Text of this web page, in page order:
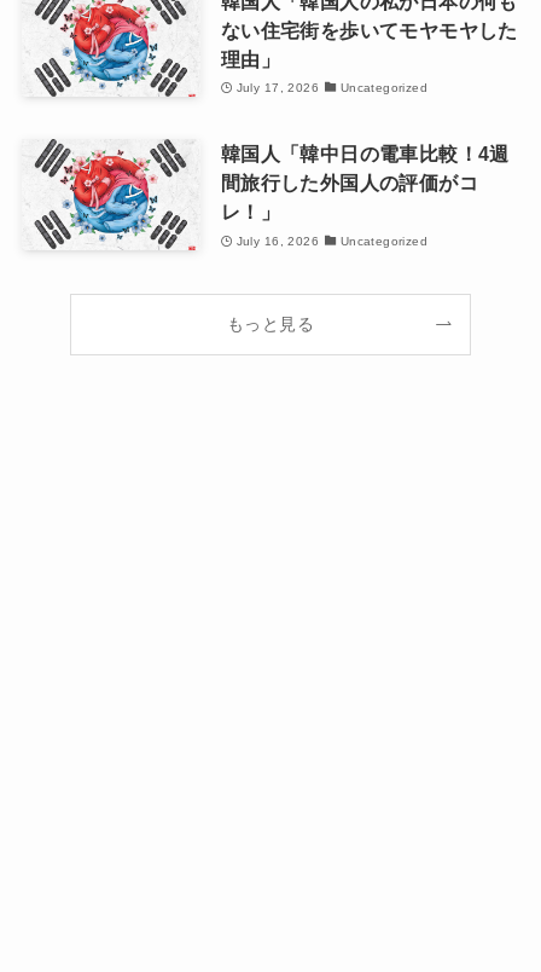
ない住宅街を歩いてモヤモヤした
理由」
July 17, 2026 Uncategorized
韓国人「韓中日の電車比較！4週
間旅行した外国人の評価がコ
レ！」
July 16, 2026 Uncategorized
もっと見る